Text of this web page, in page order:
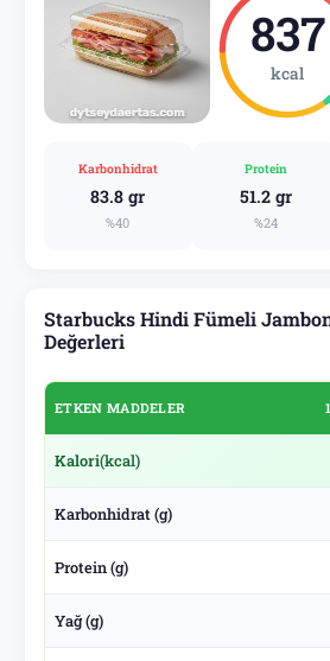
837
kcal
Karbonhidrat
83.8 gr
%40
Protein
51.2 gr
%24
Starbucks Hindi Fümeli
Değerleri
ETKEN MADDELER
Kalori(kcal)
Karbonhidrat (g)
Protein (g)
Yağ (g)